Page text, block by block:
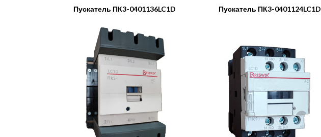
Пускатель ПК3-0401136LC1D Пускатель ПК3-0401124LC1D